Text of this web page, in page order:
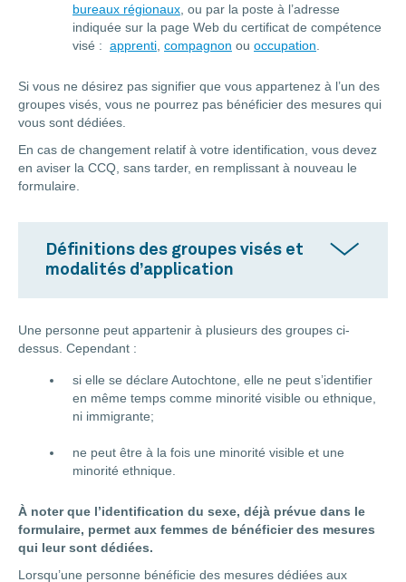
bureaux régionaux, ou par la poste à l’adresse
indiquée sur la page Web du certificat de compétence
visé : apprenti, compagnon ou occupation.
Si vous ne désirez pas signifier que vous appartenez à l’un des
groupes visés, vous ne pourrez pas bénéficier des mesures qui
vous sont dédiées.
En cas de changement relatif à votre identification, vous devez
en aviser la CCQ, sans tarder, en remplissant à nouveau le
formulaire.
Définitions des groupes visés et
modalités d’application
Une personne peut appartenir à plusieurs des groupes ci-
dessus. Cependant :
si elle se déclare Autochtone, elle ne peut s’identifier
en même temps comme minorité visible ou ethnique,
ni immigrante;
ne peut être à la fois une minorité visible et une
minorité ethnique.
À noter que l’identification du sexe, déjà prévue dans le
formulaire, permet aux femmes de bénéficier des mesures
qui leur sont dédiées.
Lorsqu’une personne bénéficie des mesures dédiées aux